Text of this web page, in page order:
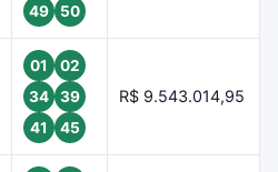
49
50
01
02
34
39
41
45
R$ 9.543.014,95